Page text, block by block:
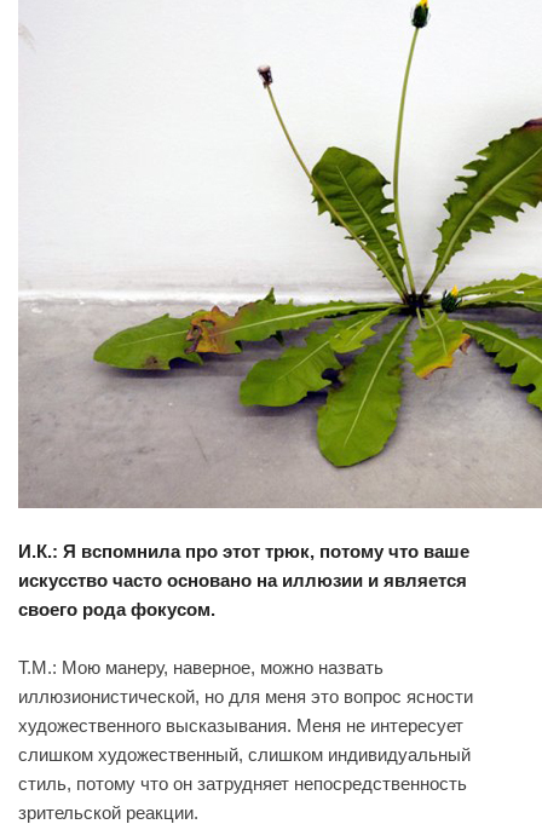
И.К.: Я вспомнила про этот трюк, потому что ваше
искусство часто основано на иллюзии и является
своего рода фокусом.
Т.М.: Мою манеру, наверное, можно назвать
иллюзионистической, но для меня это вопрос ясности
художественного высказывания. Меня не интересует
слишком художественный, слишком индивидуальный
стиль, потому что он затрудняет непосредственность
зрительской реакции.